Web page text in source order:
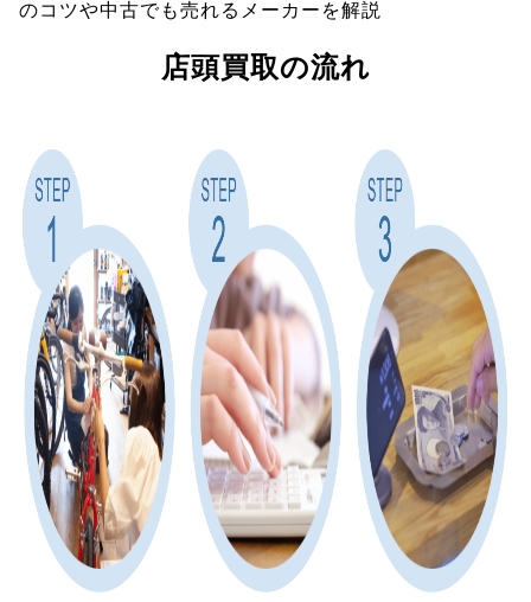
のコツや中古でも売れるメーカーを解説
店頭買取の流れ